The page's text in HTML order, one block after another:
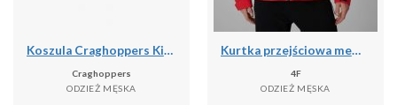
Koszula Craghoppers Kiwi
Craghoppers
ODZIEŻ MĘSKA
Kurtka przejściowa membrana 5000 męska 4F 4FWSS26TTJAM1120
4F
ODZIEŻ MĘSKA